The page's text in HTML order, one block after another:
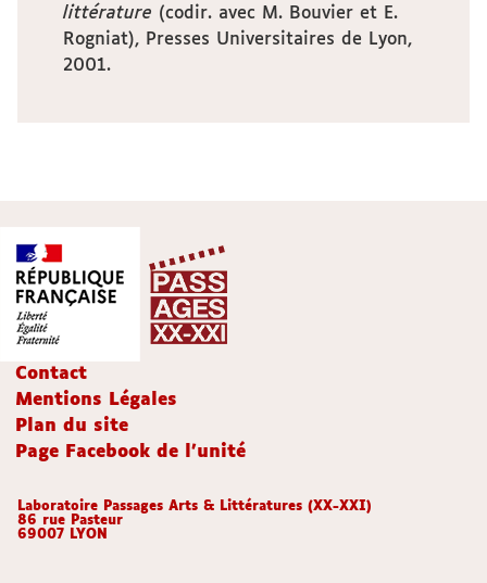
littérature (codir. avec M. Bouvier et E.
Rogniat), Presses Universitaires de Lyon,
2001.
Contact
Mentions Légales
Plan du site
Page Facebook de l'unité
Laboratoire Passages Arts & Littératures (XX-XXI)
86 rue Pasteur
69007 LYON